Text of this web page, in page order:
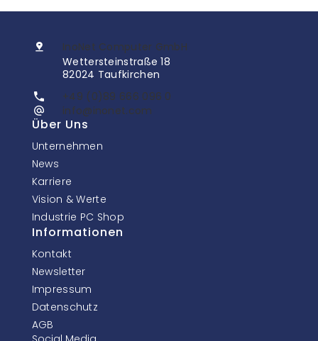
InoNet Computer GmbH
Wettersteinstraße 18
82024 Taufkirchen
+49 (0)89 666 096 0
info@inonet.com
Über Uns
Unternehmen
News
Karriere
Vision & Werte
Industrie PC Shop
Informationen
Kontakt
Newsletter
Impressum
Datenschutz
AGB